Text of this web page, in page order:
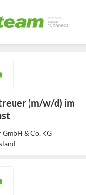
(m/w/d) im
GmbH & Co. KG